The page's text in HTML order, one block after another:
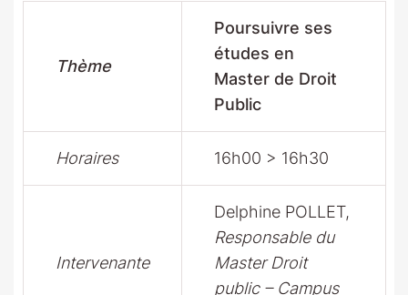
Thème
Poursuivre ses
études en
Master de Droit
Public
Horaires 16h00 > 16h30
Intervenante
Delphine POLLET,
Responsable du
Master Droit
public – Campus